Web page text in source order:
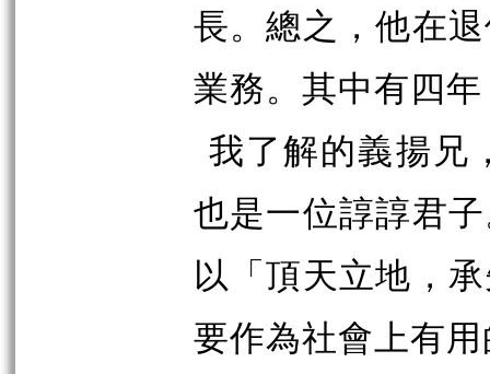
長。總之，他在
業務。其中有四
我了解的義揚兄
也是一位諄諄君
以「頂天立地，
要作為社會上有